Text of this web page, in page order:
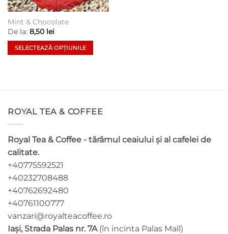
Mint & Chocolate
De la: 8,50 lei
SELECTEAZĂ OPȚIUNILE
variații.
Opțiunile
fi
alese
în
pagina
produsului.
ROYAL TEA & COFFEE
Royal Tea & Coffee - tărâmul ceaiului și al cafelei de
calitate.
+40775592521
+40232708488
+40762692480
+40761100777
vanzari@royalteacoffee.ro
Iași, Strada Palas nr. 7A(în incinta Palas Mall)